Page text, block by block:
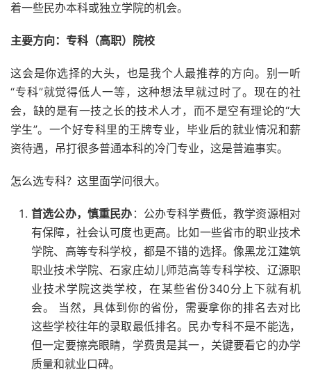
着一些民办本科或独立学院的机会。
主要方向：专科（高职）院校
这会是你选择的大头，也是我个人最推荐的方向。别一听
“专科”就觉得低人一等，这种想法早就过时了。现在的社
会，缺的是有一技之长的技术人才，而不是空有理论的“大
学生”。一个好专科里的王牌专业，毕业后的就业情况和薪
资待遇，吊打很多普通本科的冷门专业，这是普遍事实。
怎么选专科？这里面学问很大。
首选公办，慎重民办 ：公办专科学费低，教学资源相对
有保障，社会认可度也更高。比如一些省市的职业技术
学院、高等专科学校，都是不错的选择。像黑龙江建筑
职业技术学院、石家庄幼儿师范高等专科学校、辽源职
业技术学院这类学校，在某些省份340分上下就有机
会。 当然，具体到你的省份，需要拿你的排名去对比
这些学校往年的录取最低排名。民办专科不是不能选，
但一定要擦亮眼睛，学费贵是其一，关键要看它的办学
质量和就业口碑。